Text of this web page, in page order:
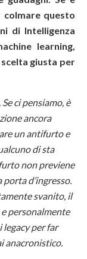
colmare questo
di Intelligenza
learning,
giusta per
Se ci pensiamo, è
ancora
un antifurto e
di sta
non previene
d’ingresso.
svanito, il
personalmente
legacy per far
anacronistico.